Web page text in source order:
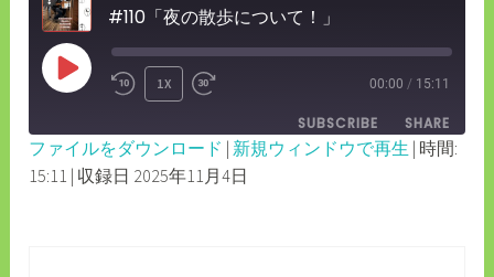
#110「夜の散歩について！」
PLAY
REWIND
10
SECONDS
1X
FAST
FORWARD
30
00:00 / 15:11
SUBSCRIBE SHARE
SHARE
ファイルをダウンロード | 新規ウィンドウで再生 | 時間:
15:11 | 収録日 2025年11月4日